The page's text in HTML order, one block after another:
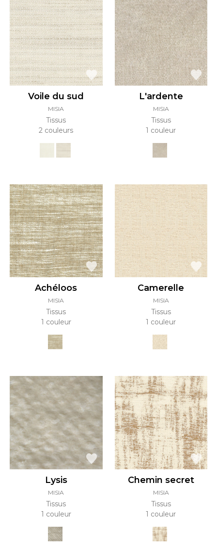
Voile du sud
MISIA
Tissus
2 couleurs
L'ardente
MISIA
Tissus
1 couleur
Achéloos
MISIA
Tissus
1 couleur
Camerelle
MISIA
Tissus
1 couleur
Lysis
MISIA
Tissus
1 couleur
Chemin secret
MISIA
Tissus
1 couleur